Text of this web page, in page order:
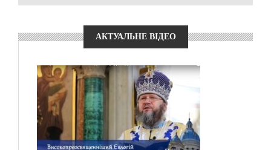
АКТУАЛЬНЕ ВІДЕО